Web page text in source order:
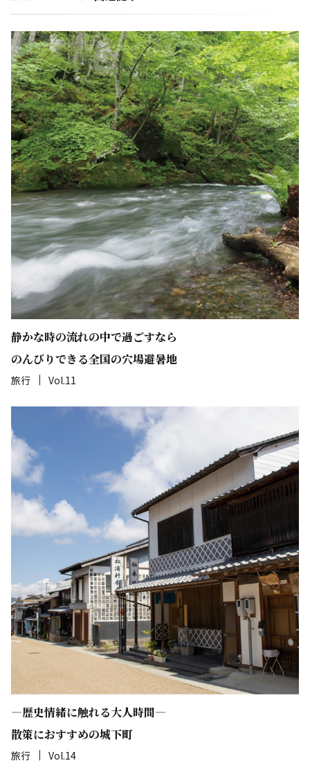
静かな時の流れの中で過ごすなら
のんびりできる全国の穴場避暑地
旅行 Vol.11
―歴史情緒に触れる大人時間―
散策におすすめの城下町
旅行 Vol.14